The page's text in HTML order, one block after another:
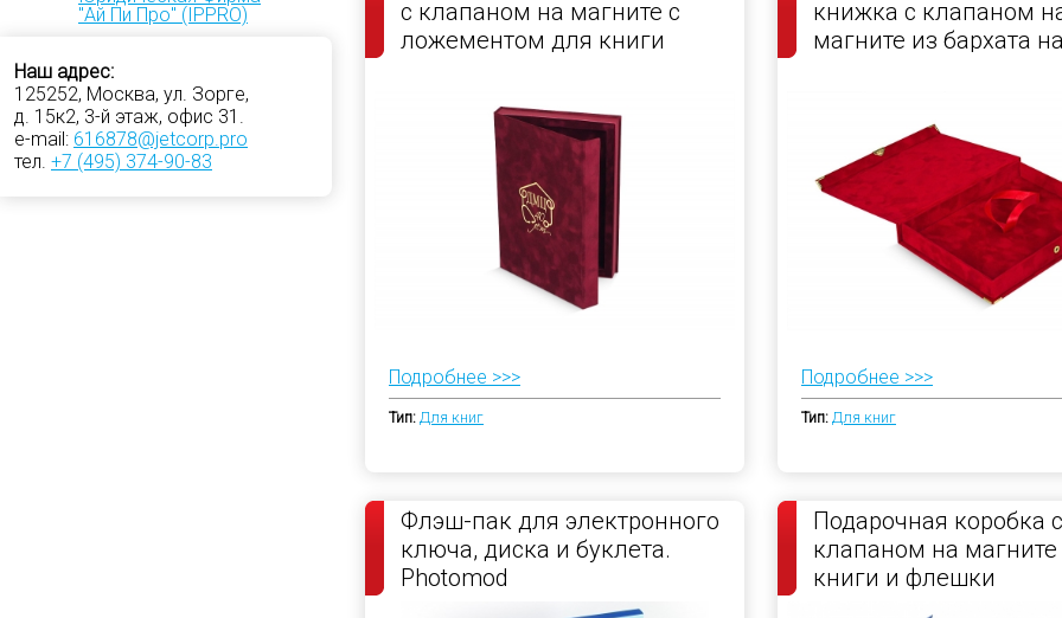
"Ай Пи Про" (IPPRO)
Наш адрес:
125252, Москва, ул. Зорге,
д. 15к2, 3-й этаж, офис 31.
e-mail: 616878@jetcorp.pro
тел. +7 (495) 374-90-83
с клапаном на магните с
ложементом для книги
Подробнее >>>
Тип: Для книг
книжка с клапаном
магните из бархата
Подробнее >>>
Тип: Для книг
Флэш-пак для электронного
ключа, диска и буклета.
Photomod
Подарочная коробка с
клапаном на
книги и флешки